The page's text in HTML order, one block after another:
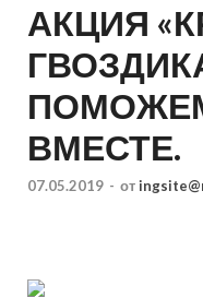
АКЦИЯ
ВМЕСТЕ.
07.05.2019 - от